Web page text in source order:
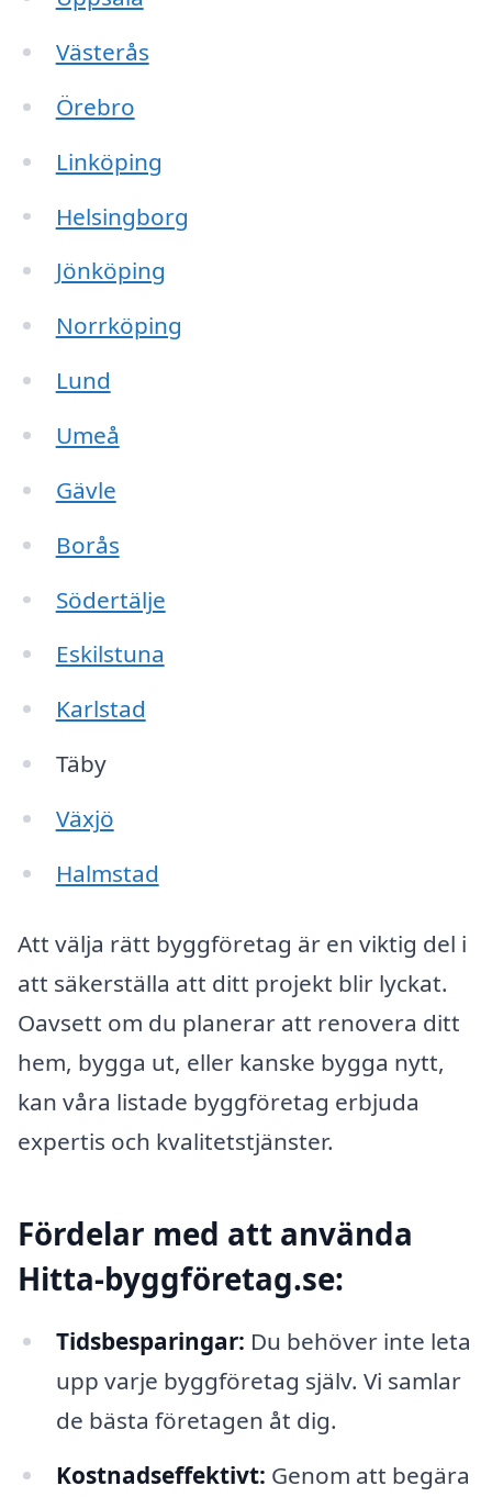
Västerås
Örebro
Linköping
Helsingborg
Jönköping
Norrköping
Lund
Umeå
Gävle
Borås
Södertälje
Eskilstuna
Karlstad
Täby
Växjö
Halmstad
Att välja rätt byggföretag är en viktig del i
att säkerställa att ditt projekt blir lyckat.
Oavsett om du planerar att renovera ditt
hem, bygga ut, eller kanske bygga nytt,
kan våra listade byggföretag erbjuda
expertis och kvalitetstjänster.
Fördelar med att använda
Hitta-byggföretag.se:
Tidsbesparingar: Du behöver inte leta
upp varje byggföretag själv. Vi samlar
de bästa företagen åt dig.
Kostnadseffektivt: Genom att begära